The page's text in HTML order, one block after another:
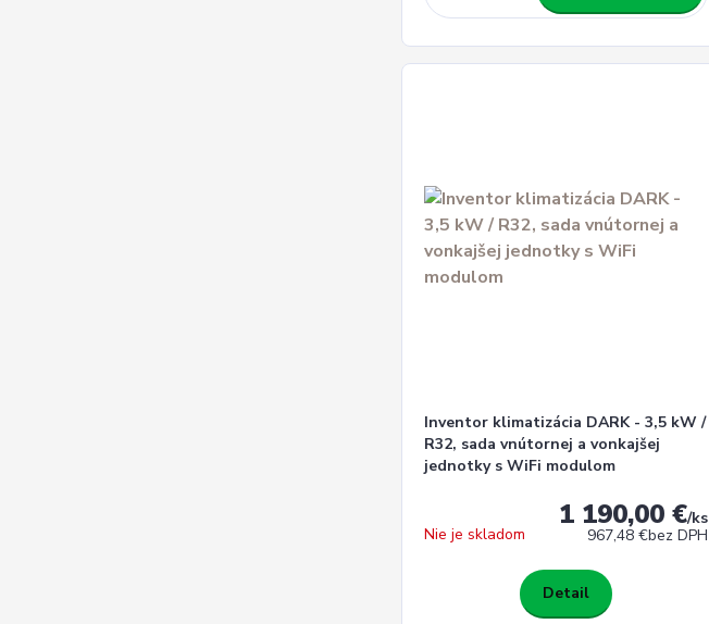
Inventor klimatizácia DARK - 3,5 kW /
R32, sada vnútornej a vonkajšej
jednotky s WiFi modulom
1 190,00 €/ks
967,48 €bez DPH
Nie je skladom
Detail